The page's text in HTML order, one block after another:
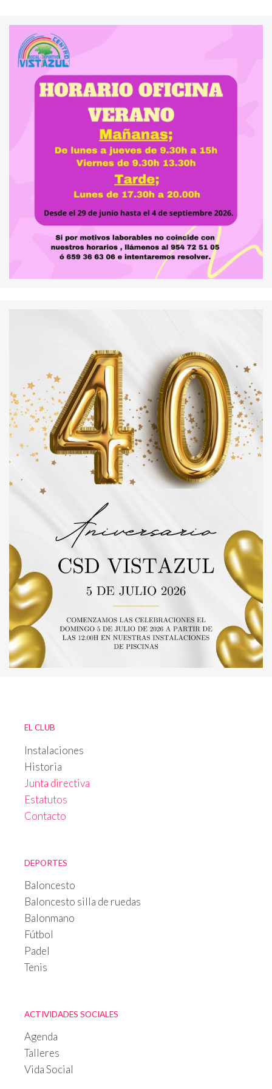
EL CLUB
Instalaciones
Historia
Junta directiva
Estatutos
Contacto
DEPORTES
Baloncesto
Baloncesto silla de ruedas
Balonmano
Fútbol
Padel
Tenis
ACTIVIDADES SOCIALES
Agenda
Talleres
Vida Social